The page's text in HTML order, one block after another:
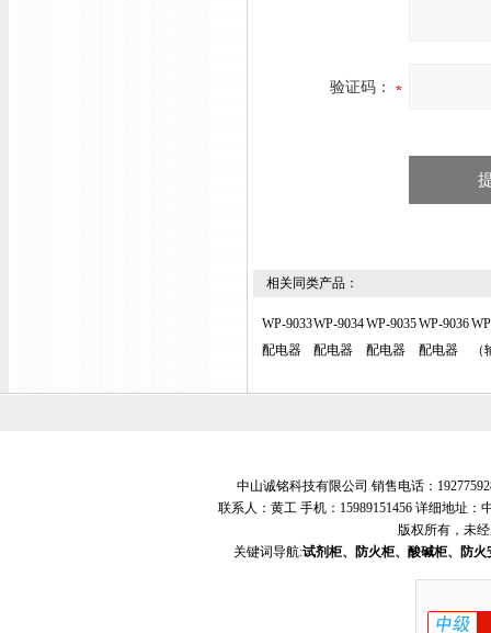
验证码：
相关同类产品：
WP-9033
配电器
WP-9034
配电器
WP-9035
配电器
WP-9036
配电器
中山诚铭科技有限公司 销售电话：
联系人：黄工 手机：15989151456 详细地址
版权所有，未
关键词导航:试剂柜、防火柜、酸碱柜、防